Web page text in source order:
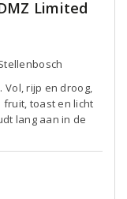
Limited
Vol, rijp en droog,
fruit, toast en licht
lang aan in de